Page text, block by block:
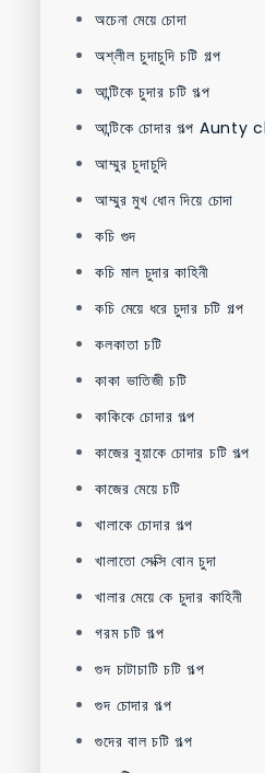
অচেনা মেয়ে চোদা
অশ্লীল চুদাচুদি চটি গল্প
আন্টিকে চুদার চটি গল্প
আন্টিকে চোদার গল্প
আম্মুর চুদাচুদি
আম্মুর মুখ ধোন দিয়ে চোদা
কচি গুদ
কচি মাল চুদার কাহিনী
কচি মেয়ে ধরে চুদার চটি গল্প
কলকাতা চটি
কাকা ভাতিজী চটি
কাকিকে চোদার গল্প
কাজের বুয়াকে চোদার চটি গল্প
কাজের মেয়ে চটি
খালাকে চোদার গল্প
খালাতো সেক্সি বোন চুদা
খালার মেয়ে কে চুদার কাহিনী
গরম চটি গল্প
গুদ চাটাচাটি চটি গল্প
গুদ চোদার গল্প
গুদের বাল চটি গল্প